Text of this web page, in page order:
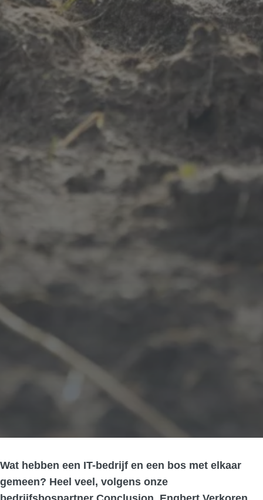
Wat hebben een IT-bedrijf en een bos met elkaar
gemeen? Heel veel, volgens onze